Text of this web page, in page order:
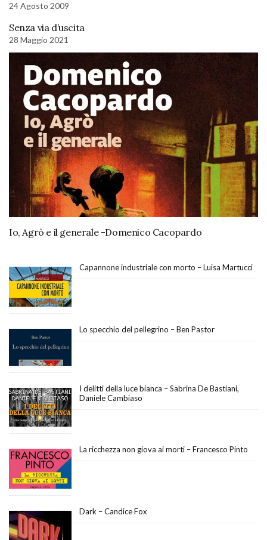
24 Agosto 2009
Senza via d’uscita
28 Maggio 2021
Io, Agrò e il generale -Domenico Cacopardo
Capannone industriale con morto – Luisa Martucci
Lo specchio del pellegrino – Ben Pastor
I delitti della luce bianca – Sabrina De Bastiani,
Daniele Cambiaso
La ricchezza non giova ai morti – Francesco Pinto
Dark – Candice Fox